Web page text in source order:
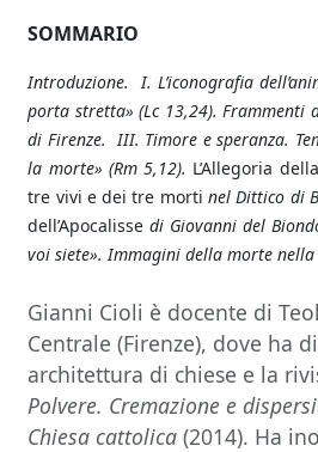
SOMMARIO
Introduzione. I. L’iconografia
porta stretta» (Lc 13,24). Frammenti
di Firenze. III. Timore e speranza.
la morte» (Rm 5,12). L’Allegoria
tre vivi e dei tre morti nel Dittico di
dell’Apocalisse di Giovanni del
voi siete». Immagini della morte
Gianni Cioli è docente di
Centrale (Firenze), dove ha
architettura di chiese e la
Polvere. Cremazione e
Chiesa cattolica (2014). Ha